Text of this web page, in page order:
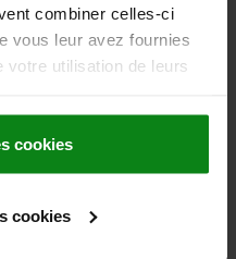
combiner celles-ci
vous leur avez fournies
votre utilisation de leurs
cookies
cookies
EN L, D1=6, L=40,
L2=25 L3=19,2